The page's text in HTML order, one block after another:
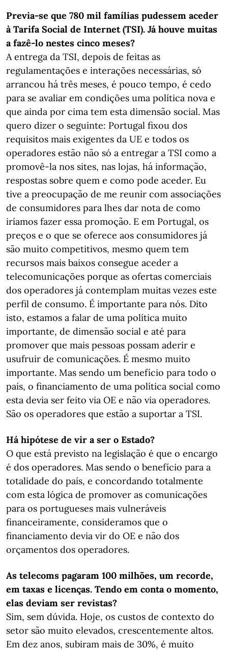
Previa-se que 780 mil famílias pudessem aceder
à Tarifa Social de Internet (TSI). Já houve muitas
a fazê-lo nestes cinco meses?
A entrega da TSI, depois de feitas as
regulamentações e interações necessárias, só
arrancou há três meses, é pouco tempo, é cedo
para se avaliar em condições uma política nova e
que ainda por cima tem esta dimensão social. Mas
quero dizer o seguinte: Portugal fixou dos
requisitos mais exigentes da UE e todos os
operadores estão não só a entregar a TSI como a
promovê-la nos sites, nas lojas, há informação,
respostas sobre quem e como pode aceder. Eu
tive a preocupação de me reunir com associações
de consumidores para lhes dar nota de como
iríamos fazer essa promoção. E em Portugal, os
preços e o que se oferece aos consumidores já
são muito competitivos, mesmo quem tem
recursos mais baixos consegue aceder a
telecomunicações porque as ofertas comerciais
dos operadores já contemplam muitas vezes este
perfil de consumo. É importante para nós. Dito
isto, estamos a falar de uma política muito
importante, de dimensão social e até para
promover que mais pessoas possam aderir e
usufruir de comunicações. É mesmo muito
importante. Mas sendo um benefício para todo o
país, o financiamento de uma política social como
esta devia ser feito via OE e não via operadores.
São os operadores que estão a suportar a TSI.
Há hipótese de vir a ser o Estado?
O que está previsto na legislação é que o encargo
é dos operadores. Mas sendo o benefício para a
totalidade do país, e concordando totalmente
com esta lógica de promover as comunicações
para os portugueses mais vulneráveis
financeiramente, consideramos que o
financiamento devia vir do OE e não dos
orçamentos dos operadores.
As telecoms pagaram 100 milhões, um recorde,
em taxas e licenças. Tendo em conta o momento,
elas deviam ser revistas?
Sim, sem dúvida. Hoje, os custos de contexto do
setor são muito elevados, crescentemente altos.
Em dez anos, subiram mais de 30%, é muito